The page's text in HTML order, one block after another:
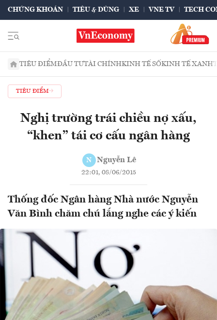
CHỨNG KHOÁN TIÊU & DÙNG XE VNE TV TECH
TIÊU ĐIỂMĐẦU TƯTÀI CHÍNHKINH TẾ SỐKINH TẾ XANH
TIÊU ĐIỂM
Nghị trường trái chiều nợ xấu,
“khen” tái cơ cấu ngân hàng
N Nguyễn Lê
22:01, 08/06/2015
Thống đốc Ngân hàng Nhà nước Nguyễn
Văn Bình chăm chú lắng nghe các ý kiến